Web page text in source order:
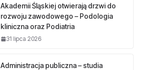
Akademii Śląskiej otwierają drzwi do
rozwoju zawodowego – Podologia
kliniczna oraz Podiatria
31 lipca 2026
Administracja publiczna – studia